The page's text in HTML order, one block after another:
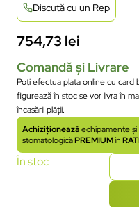
Discută cu un Rep
754,73 lei
Comandă și Livrare
Poți efectua plata online cu card
figurează în stoc se vor livra în
încasării plății.
Achiziționeazăechipamente și
stomatologicăPREMIUMîn
În stoc